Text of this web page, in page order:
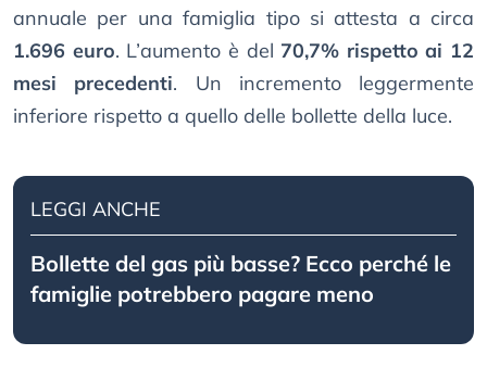
annuale per una famiglia tipo si attesta a circa
1.696 euro. L’aumento è del 70,7% rispetto ai 12
mesi precedenti. Un incremento leggermente
inferiore rispetto a quello delle bollette della luce.
LEGGI ANCHE
Bollette del gas più basse? Ecco perché le
famiglie potrebbero pagare meno